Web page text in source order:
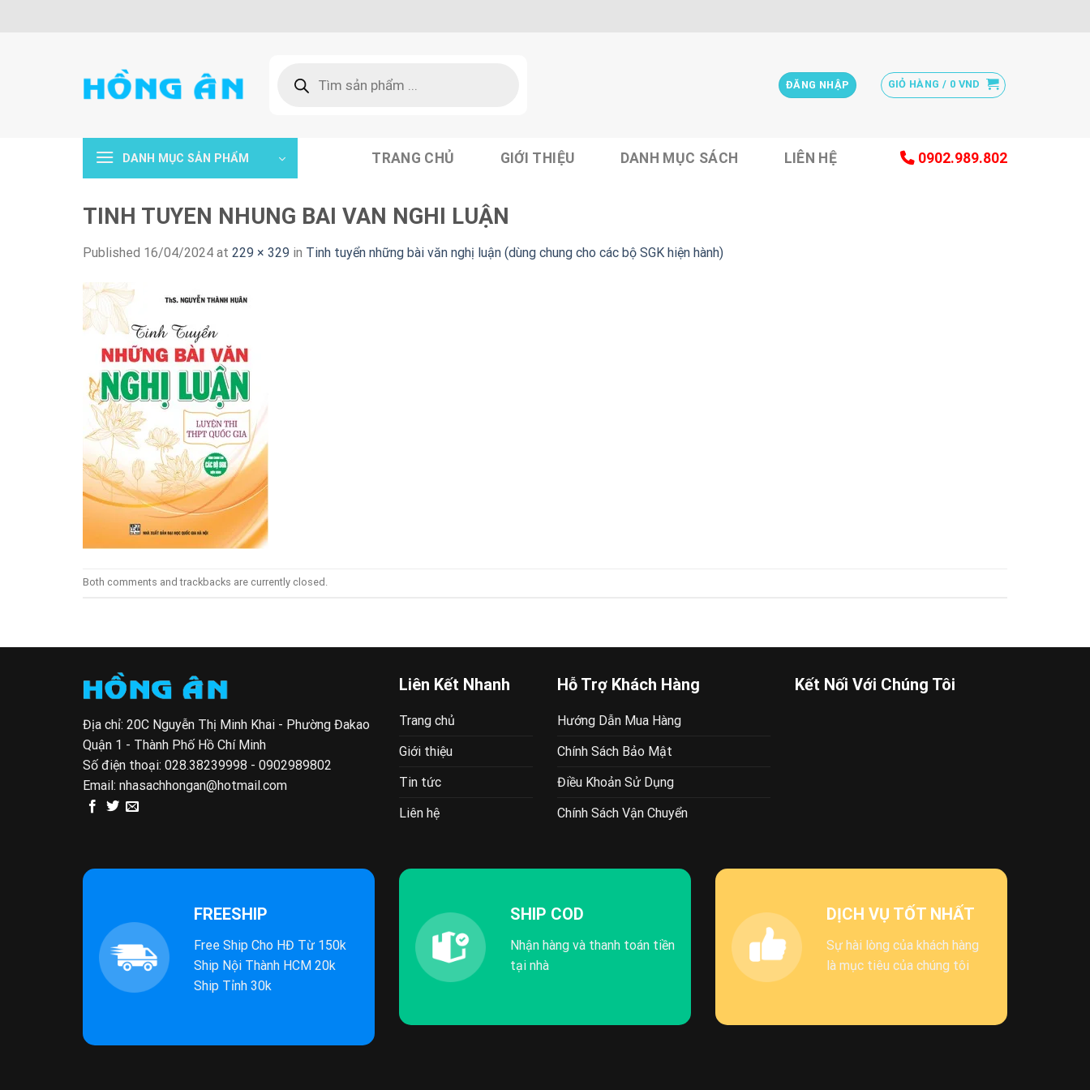
kiếm
ĐĂNG NHẬP GIỎ HÀNG / 0 VND
DANH MỤC SẢN PHẨM TRANG CHỦ GIỚI THIỆU DANH MỤC SÁCH LIÊN HỆ 0902.989.802
TINH TUYEN NHUNG BAI VAN NGHI LUẬN
Published 16/04/2024 at 229 × 329 in Tinh tuyển những bài văn nghị luận (dùng chung cho các bộ SGK hiện hành)
Both comments and trackbacks are currently closed.
Địa chỉ: 20C Nguyễn Thị Minh Khai - Phường Đakao
Quận 1 - Thành Phố Hồ Chí Minh
Số điện thoại: 028.38239998 - 0902989802
Email: nhasachhongan@hotmail.com
Liên Kết Nhanh
Trang chủ
Giới thiệu
Tin tức
Liên hệ
Hỗ Trợ Khách Hàng
Hướng Dẫn Mua Hàng
Chính Sách Bảo Mật
Điều Khoản Sử Dụng
Chính Sách Vận Chuyển
Kết Nối Với Chúng Tôi
FREESHIP
Free Ship Cho HĐ Từ 150k
Ship Nội Thành HCM 20k
Ship Tỉnh 30k
SHIP COD
Nhận hàng và thanh toán tiền
tại nhà
DỊCH VỤ TỐT NHẤT
Sự hài lòng của khách hàng
là mục tiêu của chúng tôi